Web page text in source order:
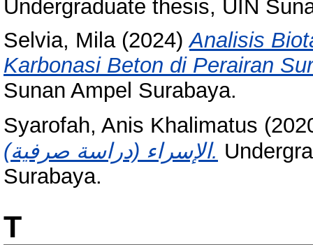
Undergraduate thesis, UIN
Selvia, Mila(2024)Analisis
Karbonasi Beton di Perairan
Sunan Ampel Surabaya.
Syarofah, Anis Khalimatus
الإسراء (دراسة صرفية).
Surabaya.
T